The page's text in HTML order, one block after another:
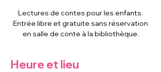
Lectures de contes pour les enfants.
Entrée libre et gratuite sans réservation
en salle de conte à la bibliothèque.
Heure et lieu